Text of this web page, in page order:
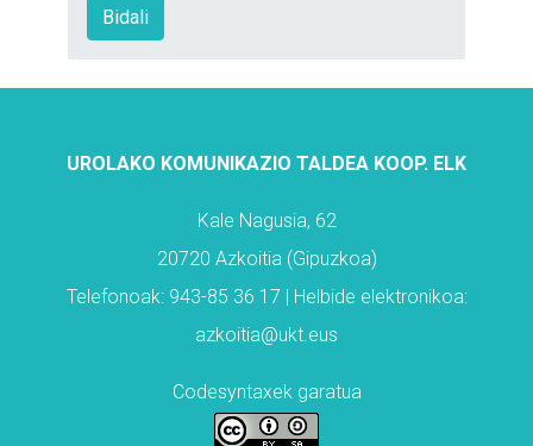
UROLAKO KOMUNIKAZIO TALDEA KOOP. ELK
Kale Nagusia, 62
20720 Azkoitia (Gipuzkoa)
Telefonoak: 943-85 36 17 | Helbide elektronikoa:
azkoitia@ukt.eus
Codesyntaxek garatua